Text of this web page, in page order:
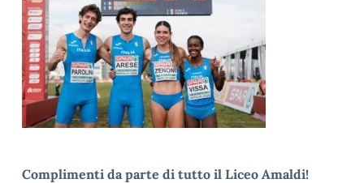
Complimenti da parte di tutto il Liceo Amaldi!